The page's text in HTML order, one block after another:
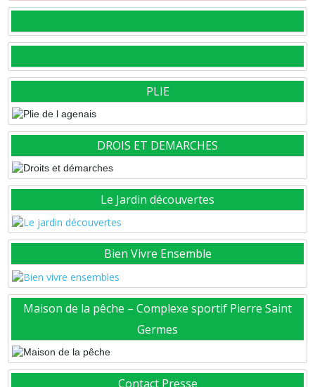
PLIE
DROIS ET DEMARCHES
Le Jardin découvertes
Bien Vivre Ensemble
Maison de la pêche – Complexe sportif Pierre Saint
Germes
Contact Presse